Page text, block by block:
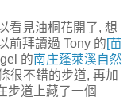
看見油桐花開了, 想
前拜讀過 Tony 的[苗
的南庄蓬萊溪自然
很不錯的步道, 再加
步道上藏了一個